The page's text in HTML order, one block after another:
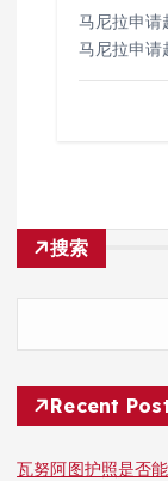
马尼拉申
马尼拉申请
搜索
Recent
瓦努阿图护照是否